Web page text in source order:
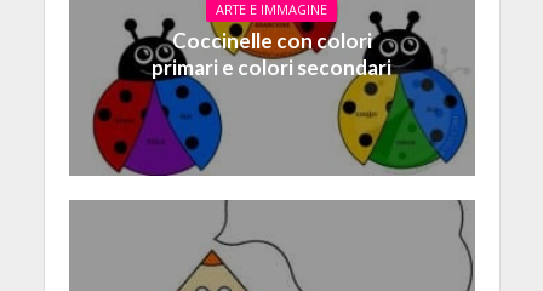
ARTE E IMMAGINE
Coccinelle con colori
primari e colori secondari